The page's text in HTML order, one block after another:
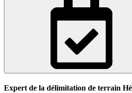
Expert de la délimitation de terrain